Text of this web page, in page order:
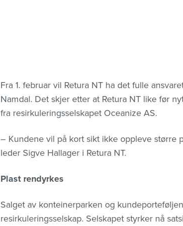
Fra 1. februar vil Retura NT ha det fulle
Namdal. Det skjer etter at Retura NT like før
fra resirkuleringsselskapet Oceanize AS.
– Kundene vil på kort sikt ikke oppleve større
leder Sigve Hallager i Retura NT.
Plast rendyrkes
Salget av konteinerparken og
resirkuleringsselskap. Selskapet styrker nå